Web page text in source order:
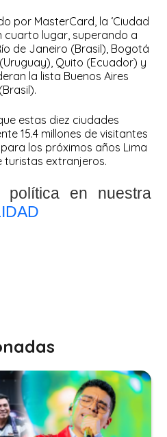
por MasterCard, la ‘Ciudad
cuarto lugar, superando a
de Janeiro (Brasil), Bogotá
Quito (Ecuador) y
la lista Buenos Aires
estas diez ciudades
15.4 millones de visitantes
los próximos años Lima
turistas extranjeros.
política en nuestra